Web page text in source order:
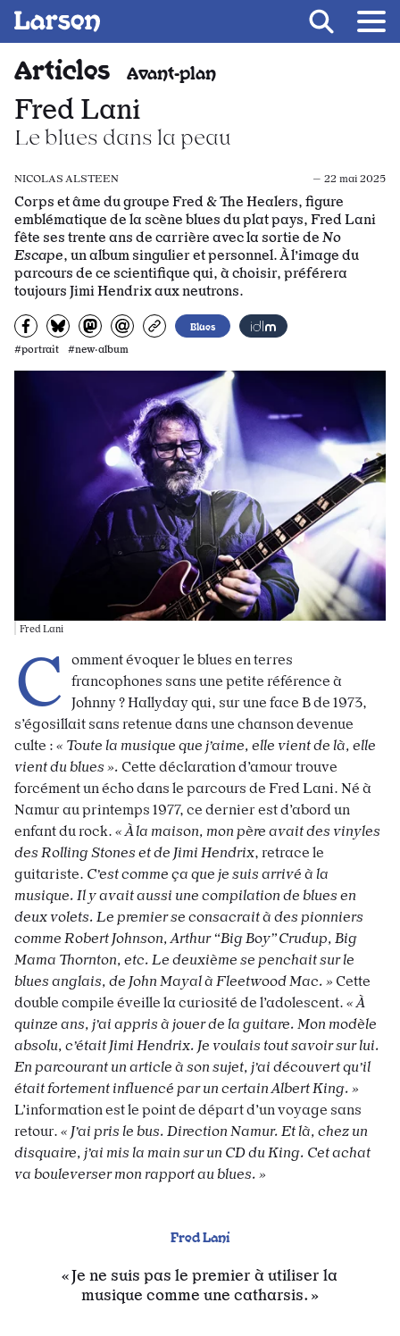
Fil d’ariane
Articles Avant-plan
Fred Lani
Le blues dans la peau
NICOLAS ALSTEEN — 22 mai 2025
Corps et âme du groupe Fred & The Healers, figure
emblématique de la scène blues du plat pays, Fred Lani
fête ses trente ans de carrière avec la sortie de No
Escape, un album singulier et personnel. À l’image du
parcours de ce scientifique qui, à choisir, préférera
toujours Jimi Hendrix aux neutrons.
Partagez sur Facebook
Partager sur Bluesky
Partager sur Mastodon
Partagez par e-mail
Copiez l’url
Blues
#portrait #new·album
Fred Lani
C
omment évoquer le blues en terres
francophones sans une petite référence à
Johnny ? Hallyday qui, sur une face B de 1973,
s’égosillait sans retenue dans une chanson devenue
culte : « Toute la musique que j’aime, elle vient de là, elle
vient du blues ». Cette déclaration d’amour trouve
forcément un écho dans le parcours de Fred Lani. Né à
Namur au printemps 1977, ce dernier est d’abord un
enfant du rock. « À la maison, mon père avait des vinyles
des Rolling Stones et de Jimi Hendrix, retrace le
guitariste. C’est comme ça que je suis arrivé à la
musique. Il y avait aussi une compilation de blues en
deux volets. Le premier se consacrait à des pionniers
comme Robert Johnson, Arthur “Big Boy” Crudup, Big
Mama Thornton, etc. Le deuxième se penchait sur le
blues anglais, de John Mayal à Fleetwood Mac. » Cette
double compile éveille la curiosité de l’adolescent. « À
quinze ans, j’ai appris à jouer de la guitare. Mon modèle
absolu, c’était Jimi Hendrix. Je voulais tout savoir sur lui.
En parcourant un article à son sujet, j’ai découvert qu’il
était fortement influencé par un certain Albert King. »
L’information est le point de départ d’un voyage sans
retour. « J’ai pris le bus. Direction Namur. Et là, chez un
disquaire, j’ai mis la main sur un CD du King. Cet achat
va bouleverser mon rapport au blues. »
FredLani
Je ne suis pas le premier à utiliser la
musique comme une catharsis.